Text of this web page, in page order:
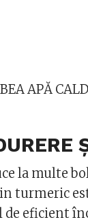
APĂ
la multe
turmeric
eficient